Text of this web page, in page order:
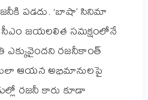
పడదు. ‘బాషా’ సినిమా
జయలలిత సమక్షంలోనే
ఎక్కువైందని రజనీకాంత్‌
ఆయన అభిమానులపై
రజనీ కారు కూడా